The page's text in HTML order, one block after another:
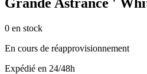
0 en stock
En cours de réapprovisionnement
Expédié en 24/48h